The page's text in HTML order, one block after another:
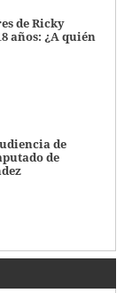
de Ricky
años: ¿A quién
de
de